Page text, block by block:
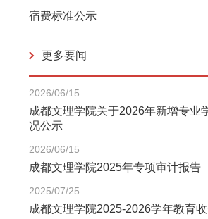
宿费标准公示
更多要闻
2026/06/15
成都文理学院关于2026年新增专业
况公示
2026/06/15
成都文理学院2025年专项审计报告
2025/07/25
成都文理学院2025-2026学年教育